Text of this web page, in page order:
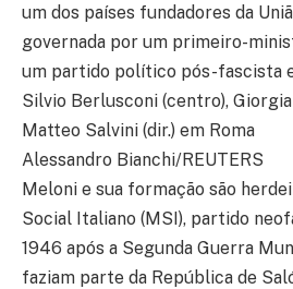
um dos países fundadores da
governada por um primeiro-
um partido político pós-fascista
Silvio Berlusconi (centro),
Matteo Salvini (dir.) em Roma
Alessandro Bianchi/REUTERS
Meloni e sua formação são
Social Italiano (MSI), partido
1946 após a Segunda Guerra
faziam parte da República de